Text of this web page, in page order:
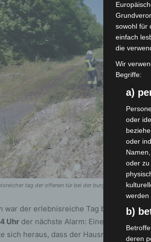
tag der offenen tür bei der burgdorfer
war der erlebnisreiche Tag beendet und
Uhr der nächste Alarm: Eine hilflose
sich heraus, dass der Hausnotruf
sowohl für
einfach
die
Wir
Begriffe:
a)
oder
oder
oder
werden
b)
deren